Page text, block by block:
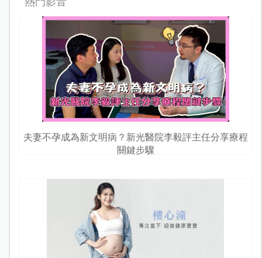
夫妻不孕成為新文明病？新光醫院李毅評主任分享療程
關鍵步驟